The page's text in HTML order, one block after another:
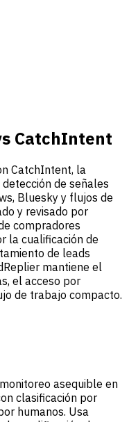
CatchIntent
CatchIntent, la
de señales
Bluesky y flujos de
y revisado por
compradores
la cualificación de
de leads
mantiene el
el acceso por
de trabajo compacto.
asequible en
clasificación por
humanos. Usa